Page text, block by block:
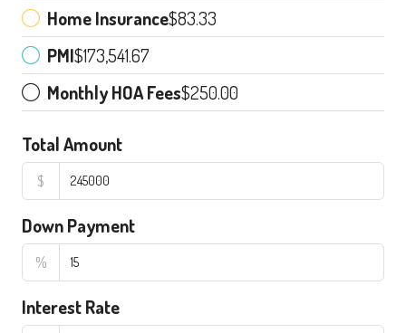
Home Insurance$83.33
PMI$173,541.67
Monthly HOA Fees$250.00
Total Amount
$
Down Payment
%
Interest Rate